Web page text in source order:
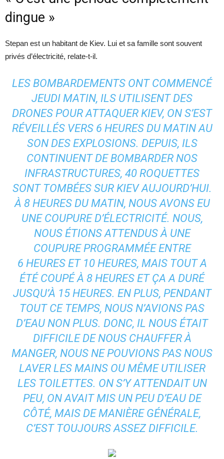
dingue »
Stepan est un habitant de Kiev. Lui et sa famille sont souvent
privés d’électricité, relate-t-il.
LES BOMBARDEMENTS ONT COMMENCÉ
JEUDI MATIN, ILS UTILISENT DES
DRONES POUR ATTAQUER KIEV, ON S’EST
RÉVEILLÉS VERS 6 HEURES DU MATIN AU
SON DES EXPLOSIONS. DEPUIS, ILS
CONTINUENT DE BOMBARDER NOS
INFRASTRUCTURES, 40 ROQUETTES
SONT TOMBÉES SUR KIEV AUJOURD’HUI.
À 8 HEURES DU MATIN, NOUS AVONS EU
UNE COUPURE D’ÉLECTRICITÉ. NOUS,
NOUS ÉTIONS ATTENDUS À UNE
COUPURE PROGRAMMÉE ENTRE
6 HEURES ET 10 HEURES, MAIS TOUT A
ÉTÉ COUPÉ À 8 HEURES ET ÇA A DURÉ
JUSQU’À 15 HEURES. EN PLUS, PENDANT
TOUT CE TEMPS, NOUS N’AVIONS PAS
D’EAU NON PLUS. DONC, IL NOUS ÉTAIT
DIFFICILE DE NOUS CHAUFFER À
MANGER, NOUS NE POUVIONS PAS NOUS
LAVER LES MAINS OU MÊME UTILISER
LES TOILETTES. ON S’Y ATTENDAIT UN
PEU, ON AVAIT MIS UN PEU D’EAU DE
CÔTÉ, MAIS DE MANIÈRE GÉNÉRALE,
C’EST TOUJOURS ASSEZ DIFFICILE.